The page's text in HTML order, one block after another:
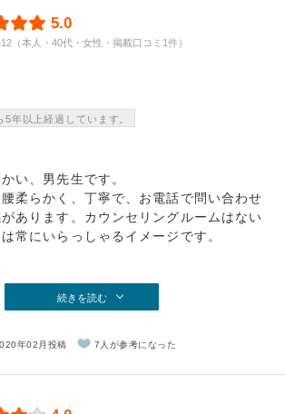
5.0
（本人・40代・女性・掲載口コミ1件）
5年以上経過しています。
い、男先生です。
柔らかく、丁寧で、お電話で問い合わせ
あります。カウンセリングルームはない
常にいらっしゃるイメージです。
続きを読む
年02月投稿 7人が参考になった